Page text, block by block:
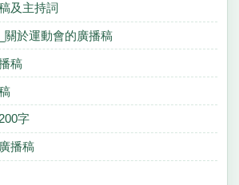
及主持詞
關於運動會的廣播稿
稿
字
播稿